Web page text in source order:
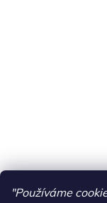
"Používáme